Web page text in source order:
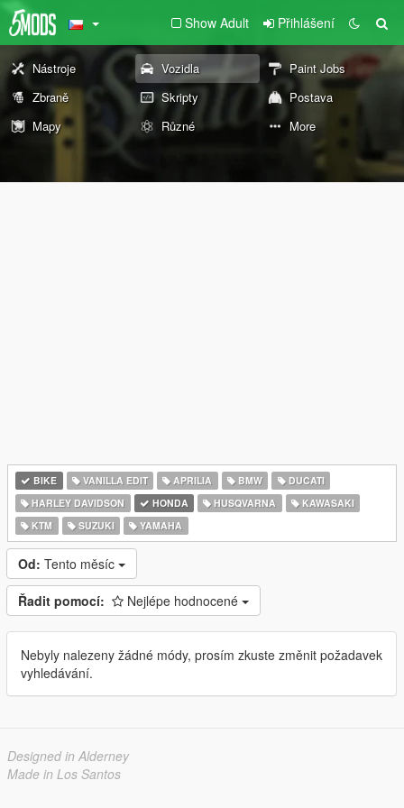
Show Adult Přihlášení
Nástroje Vozidla
Paint Jobs
Zbraně
Skripty
Postava
Mapy
Různé More
BIKE VANILLA EDIT APRILIA BMW
DUCATI
HARLEY DAVIDSON
HONDA HUSQVARNA
KAWASAKI
KTM
SUZUKI YAMAHA
Od: Tento měsíc
Řadit pomocí: Nejlépe hodnocené
Nebyly nalezeny žádné módy, prosím zkuste změnit požadavek
vyhledávání.
Designed in Alderney
Made in Los Santos